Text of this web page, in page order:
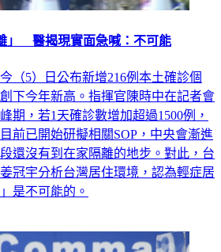
」 醫揭現實面急喊：不可能
（5）日公布新增216例本土確診個
下今年新高。指揮官陳時中在記者會
期，若1天確診數增加超過1500例，
前已開始研擬相關SOP，中央會漸進
還沒有到在家隔離的地步。對此，台
冠宇分析台灣居住環境，認為輕症居
是不可能的。